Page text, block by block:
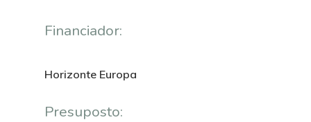
Financiador:
Horizonte Europa
Presuposto: